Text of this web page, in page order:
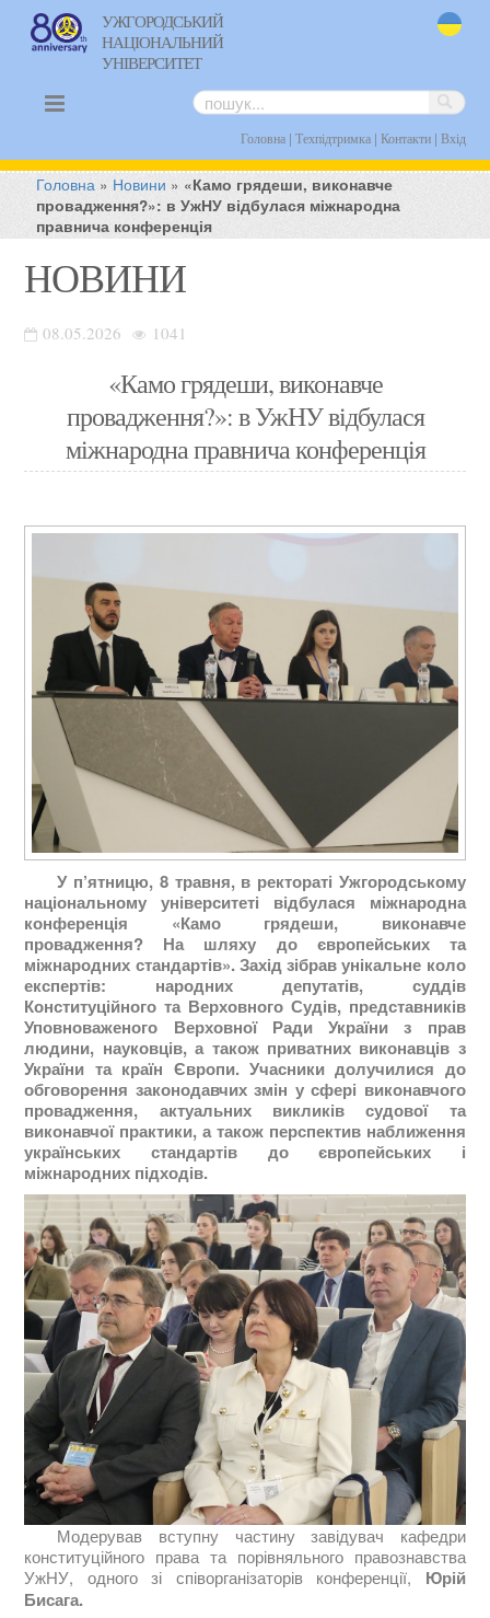
УЖГОРОДСЬКИЙ
НАЦІОНАЛЬНИЙ
УНІВЕРСИТЕТ
Головна| Техпідтримка| Контакти| Вхід
Головна » Новини » «Камо грядеши, виконавче
провадження?»: в УжНУ відбулася міжнародна
правнича конференція
НОВИНИ
08.05.2026 1041
«Камо грядеши, виконавче
провадження?»: в УжНУ відбулася
міжнародна правнича конференція
У п’ятницю, 8 травня, в ректораті Ужгородському
національному університеті відбулася міжнародна
конференція «Камо грядеши, виконавче
провадження? На шляху до європейських та
міжнародних стандартів». Захід зібрав унікальне коло
експертів: народних депутатів, суддів
Конституційного та Верховного Судів, представників
Уповноваженого Верховної Ради України з прав
людини, науковців, а також приватних виконавців з
України та країн Європи. Учасники долучилися до
обговорення законодавчих змін у сфері виконавчого
провадження, актуальних викликів судової та
виконавчої практики, а також перспектив наближення
українських стандартів до європейських і
міжнародних підходів.
Модерував вступну частину завідувач кафедри
конституційного права та порівняльного правознавства
УжНУ, одного зі співорганізаторів конференції, Юрій
Бисага.